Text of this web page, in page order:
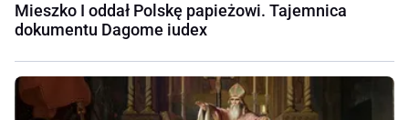
Mieszko I oddał Polskę papieżowi. Tajemnica
dokumentu Dagome iudex